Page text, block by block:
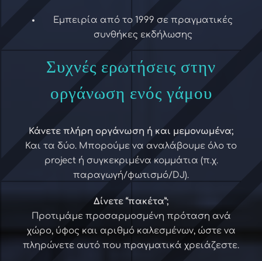
Εμπειρία από το 1999 σε πραγματικές
συνθήκες εκδήλωσης
Συχνές ερωτήσεις στην
οργάνωση ενός γάμου
Κάνετε πλήρη οργάνωση ή και μεμονωμένα;
Και τα δύο. Μπορούμε να αναλάβουμε όλο το
project ή συγκεκριμένα κομμάτια (π.χ.
παραγωγή/φωτισμό/DJ).
Δίνετε “πακέτα”;
Προτιμάμε προσαρμοσμένη πρόταση ανά
χώρο, ύφος και αριθμό καλεσμένων, ώστε να
πληρώνετε αυτό που πραγματικά χρειάζεστε.